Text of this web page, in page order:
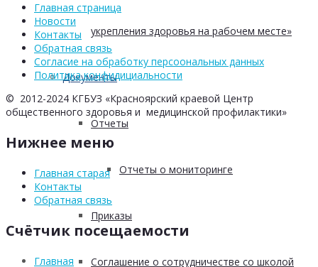
укрепления здоровья на рабочем месте»
Документы
Отчеты
Отчеты о мониторинге
Приказы
Соглашение о сотрудничестве со школой
Главная страница
Новости
Контакты
Обратная связь
Согласие на обработку персоональных данных
Политика конфидициальности
© 2012-2024 КГБУЗ «Красноярский краевой Центр
общественного здоровья и медицинской профилактики»
Нижнее меню
Главная старая
Контакты
Обратная связь
Счётчик посещаемости
Главная